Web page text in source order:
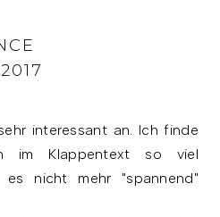
interessant an. Ich finde
im Klappentext so viel
es nicht mehr "spannend"